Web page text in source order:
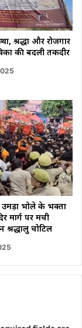
श्रद्धा और रोजगार
की बदली तकदीर
उमड़ा भोले के भक्तों
मार्ग पर मची
श्रद्धालु चोटिल